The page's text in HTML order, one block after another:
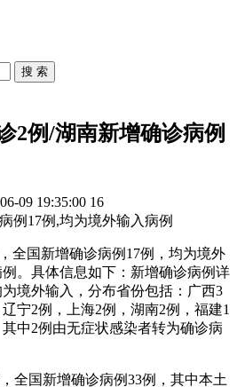
搜 索
2例/湖南新增确诊病例
09 19:35:00 16
例17例,均为境外输入病例
全国新增确诊病例17例，均为境外
。具体信息如下：新增确诊病例详
境外输入，分布省份包括：广西3
宁2例，上海2例，湖南2例，福建1
中2例由无症状感染者转为确诊病
全国新增确诊病例33例，其中本土